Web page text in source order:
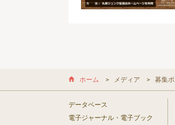
ホーム メディア 募集
データベース
電子ジャーナル・電子ブック